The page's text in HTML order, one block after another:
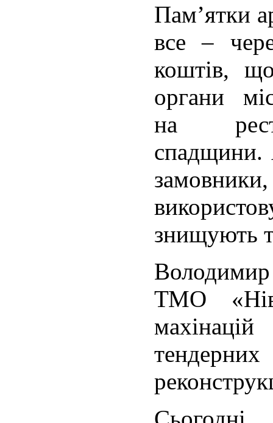
Пам’ятки
все –
коштів,
органи
на
спадщини.
знищують
Володимир
ТМО